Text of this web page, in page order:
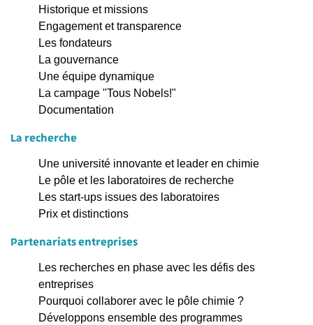
Historique et missions
Engagement et transparence
Les fondateurs
La gouvernance
Une équipe dynamique
La campage "Tous Nobels!"
Documentation
La recherche
Une université innovante et leader en chimie
Le pôle et les laboratoires de recherche
Les start-ups issues des laboratoires
Prix et distinctions
Partenariats entreprises
Les recherches en phase avec les défis des
entreprises
Pourquoi collaborer avec le pôle chimie ?
Développons ensemble des programmes